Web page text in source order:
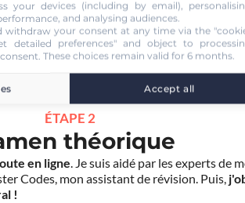
en ligne Voiture 39.90 €
ÉTAPE 2
théorique
en ligne. Je suis aidé par les experts de
Codes, mon assistant de révision. Puis,
!
your devices (including by email),
and analysing audiences.
withdraw your consent at any time via the
detailed preferences" and object to
These choices remain valid for 6 months.
Accept all